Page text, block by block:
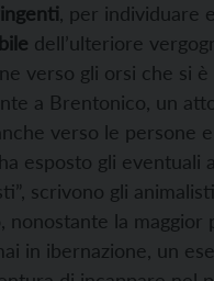
, per individuare e
dell’ulteriore
verso gli orsi che si
a Brentonico, un
verso le persone
esposto gli eventuali
scrivono gli
nonostante la maggior
in ibernazione, un